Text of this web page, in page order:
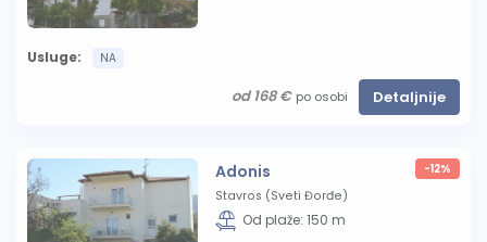
Usluge: NA
od 168 € po osobi Detaljnije
Adonis -12%
Stavros (Sveti Đorđe)
Od plaže: 150 m